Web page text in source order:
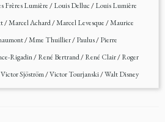
Frères Lumière/Louis Delluc/Louis Lumière
/Marcel Achard/Marcel Levesque/Maurice
/Mme Thuillier/Paulus/Pierre
Rigadin/René Bertrand/René Clair/Roger
Victor Sjöström/Victor Tourjanski/Walt Disney